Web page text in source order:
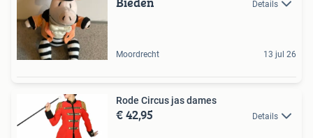
Details
Moordrecht 13 jul 26
Rode Circus jas dames
€ 42,95 Details